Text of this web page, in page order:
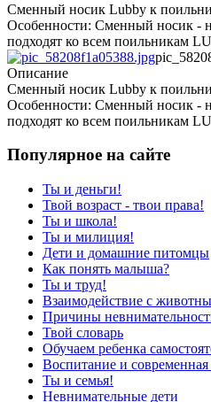
Сменный носик Lubby к
Особенности: Сменный носик -
подходят ко всем поильникам
Описание
Сменный носик Lubby к
Особенности: Сменный носик -
подходят ко всем поильникам
Популярное на сайте
Ты и деньги!
Твой возраст - твои права!
Ты и школа!
Ты и милиция!
Дети и домашние питомцы
Как понять малыша?
Ты и труд!
Взаимодействие с
Причины
Твой словарь
Обучаем ребенка
Воспитание и современная
Ты и семья!
Невнимательные дети